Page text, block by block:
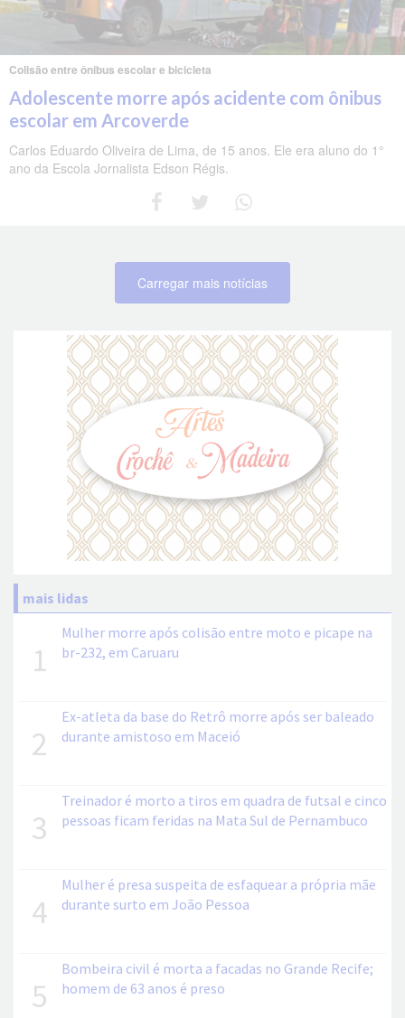
Colisão entre ônibus escolar e bicicleta
Adolescente morre após acidente com ônibus
escolar em Arcoverde
Carlos Eduardo Oliveira de Lima, de 15 anos. Ele era aluno do 1°
ano da Escola Jornalista Edson Régis.
Carregar mais notícias
mais lidas
1
Mulher morre após colisão entre moto e picape na
br-232, em Caruaru
2
Ex-atleta da base do Retrô morre após ser baleado
durante amistoso em Maceió
3
Treinador é morto a tiros em quadra de futsal e cinco
pessoas ficam feridas na Mata Sul de Pernambuco
4
Mulher é presa suspeita de esfaquear a própria mãe
durante surto em João Pessoa
5
Bombeira civil é morta a facadas no Grande Recife;
homem de 63 anos é preso